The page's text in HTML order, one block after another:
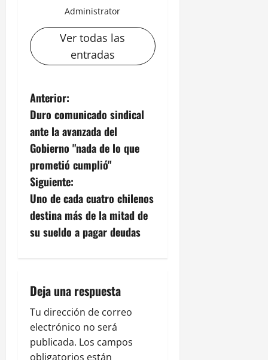
Administrator
Ver todas las
entradas
N
a
v
e
g
a
ó
n
d
Anterior:
Duro comunicado sindical
ante la avanzada del
Gobierno "nada de lo que
prometió cumplió"
Siguiente:
Uno de cada cuatro chilenos
destina más de la mitad de
su sueldo a pagar deudas
Deja una respuesta
Tu dirección de correo
electrónico no será
publicada. Los campos
obligatorios están